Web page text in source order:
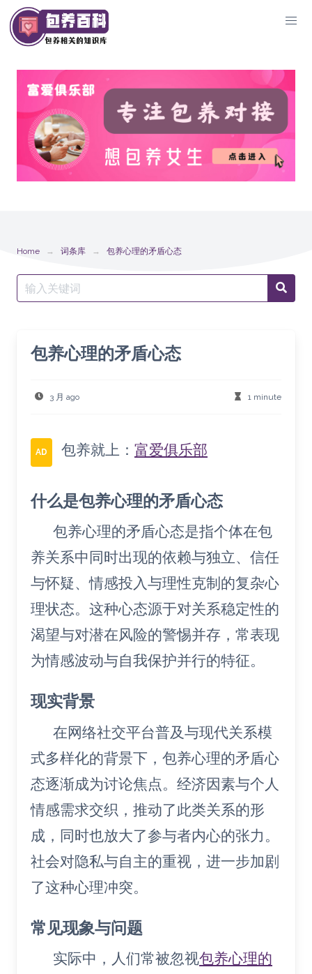
Skip
to
content
Home 词条库 包养心理的矛盾心态
Search
for:
包养心理的矛盾心态
3 月 ago 1 minute
AD 包养就上： 富爱俱乐部
什么是包养心理的矛盾心态
包养心理的矛盾心态是指个体在包
养关系中同时出现的依赖与独立、信任
与怀疑、情感投入与理性克制的复杂心
理状态。这种心态源于对关系稳定性的
渴望与对潜在风险的警惕并存，常表现
为情感波动与自我保护并行的特征。
现实背景
在网络社交平台普及与现代关系模
式多样化的背景下，包养心理的矛盾心
态逐渐成为讨论焦点。经济因素与个人
情感需求交织，推动了此类关系的形
成，同时也放大了参与者内心的张力。
社会对隐私与自主的重视，进一步加剧
了这种心理冲突。
常见现象与问题
实际中，人们常被忽视包养心理的